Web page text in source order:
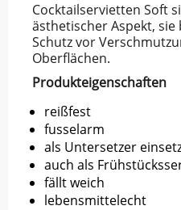
Cocktailservietten Soft
ästhetischer Aspekt,
Schutz vor
Oberflächen.
Produkteigenschaften
reißfest
fusselarm
als Untersetzer
auch als
fällt weich
lebensmittelecht